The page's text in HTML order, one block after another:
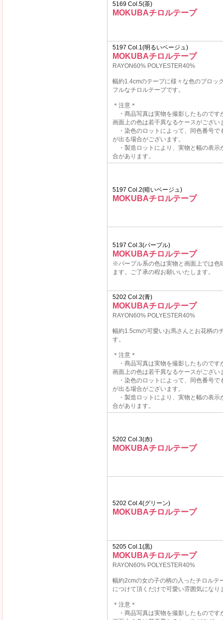
5169 Col.5(茶)
MOKUBAチロルテープ
5197 Col.1(明るいベージュ)
MOKUBAチロルテープ
RAYON60% POLYESTER40%
幅約1.4cmのテープに様々な色のブロッ
フルなチロルテープです。
＊注意＊
・商品写真は実物を撮影したものです
画面上の色は若干異なるケースがござい
・染色のロットによって、同色番号で
が出る場合がございます。
・製造ロットにより、実物と幅の表示
合があります。
5197 Col.2(暗いベージュ)
MOKUBAチロルテープ
5197 Col.3(パープル)
MOKUBAチロルテープ
※パープル系の色は実物と画面上では色
ます。ご了承の程お願いいたします。
5202 Col.2(青)
MOKUBAチロルテープ
RAYON60% POLYESTER40%
幅約1.5cmの可愛いお馬さんとお花柄の
す。
＊注意＊
・商品写真は実物を撮影したものです
画面上の色は若干異なるケースがござい
・染色のロットによって、同色番号で
が出る場合がございます。
・製造ロットにより、実物と幅の表示
合があります。
5202 Col.3(赤)
MOKUBAチロルテープ
5202 Col.4(グリーン)
MOKUBAチロルテープ
5205 Col.1(黒)
MOKUBAチロルテープ
RAYON60% POLYESTER40%
幅約2cmの女の子の柄の入ったチロルテ
につけて頂くだけで可愛い雰囲気になり
＊注意＊
・商品写真は実物を撮影したものです